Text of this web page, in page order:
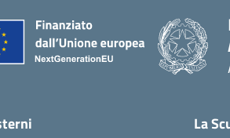
La